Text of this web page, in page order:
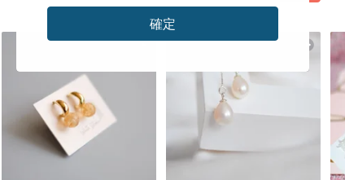
確定